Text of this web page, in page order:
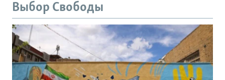
Выбор Свободы